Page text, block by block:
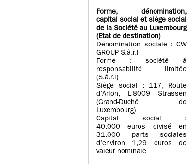
Forme, dénomination,
capital social et siège social
de la Société au Luxembourg
(Etat de destination)
Dénomination sociale : CW
GROUP S.à.r.l
Forme : société à
responsabilité limitée
(S.à.r.l)
Siège social : 117, Route
d’Arlon, L-8009 Strassen
(Grand-Duché de
Luxembourg)
Capital social :
40.000 euros divisé en
31.000 parts sociales
d’environ 1,29 euros de
valeur nominale